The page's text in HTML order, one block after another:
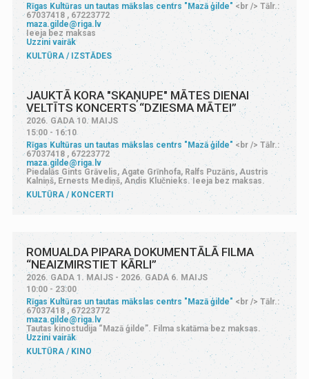
Rīgas Kultūras un tautas mākslas centrs "Mazā ģilde" <br /> Tālr.:
67037418 , 67223772
maza.gilde@riga.lv
Ieeja bez maksas
Uzzini vairāk
KULTŪRA
IZSTĀDES
JAUKTĀ KORA "SKAŅUPE" MĀTES DIENAI
VELTĪTS KONCERTS “DZIESMA MĀTEI”
2026. GADA 10. MAIJS
15:00 - 16:10
Rīgas Kultūras un tautas mākslas centrs "Mazā ģilde" <br /> Tālr.:
67037418 , 67223772
maza.gilde@riga.lv
Piedalās Gints Grāvelis, Agate Grīnhofa, Ralfs Puzāns, Austris
Kalniņš, Ernests Mediņš, Andis Klučnieks. Ieeja bez maksas.
KULTŪRA
KONCERTI
ROMUALDA PIPARA DOKUMENTĀLĀ FILMA
“NEAIZMIRSTIET KĀRLI”
2026. GADA 1. MAIJS - 2026. GADA 6. MAIJS
10:00 - 23:00
Rīgas Kultūras un tautas mākslas centrs "Mazā ģilde" <br /> Tālr.:
67037418 , 67223772
maza.gilde@riga.lv
Tautas kinostudija “Mazā ģilde”. Filma skatāma bez maksas.
Uzzini vairāk
KULTŪRA
KINO